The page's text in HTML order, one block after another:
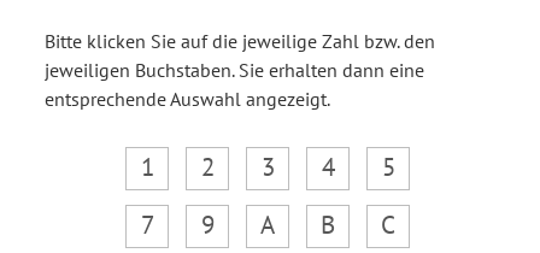
Bitte klicken Sie auf die jeweilige Zahl bzw. den
jeweiligen Buchstaben. Sie erhalten dann eine
entsprechende Auswahl angezeigt.
1 2 3 4
5
7
9 A B
C